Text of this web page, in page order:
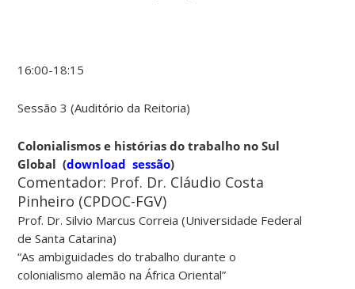
16:00-18:15
Sessão 3 (Auditório da Reitoria)
Colonialismos e histórias do trabalho no Sul
Global(download sessão)
Comentador: Prof. Dr. Cláudio Costa
Pinheiro (CPDOC-FGV)
Prof. Dr. Silvio Marcus Correia (Universidade Federal
de Santa Catarina)
“As ambiguidades do trabalho durante o
colonialismo alemão na África Oriental”